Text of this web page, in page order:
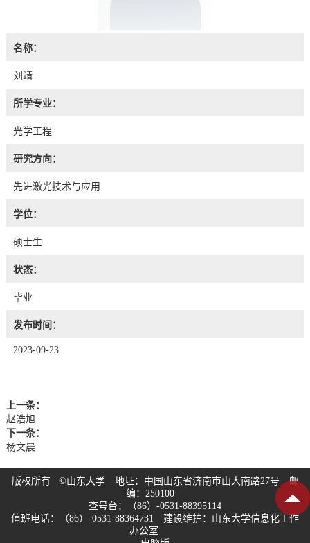
名称：
刘靖
所学专业：
光学工程
研究方向：
先进激光技术与应用
学位：
硕士生
状态：
毕业
发布时间：
2023-09-23
上一条：
赵浩旭
下一条：
杨文晨
版权所有 ©山东大学 地址：中国山东省济南市山大南路27号 邮
编：250100
查号台：（86）-0531-88395114
值班电话：（86）-0531-88364731 建设维护：山东大学信息化工作
办公室